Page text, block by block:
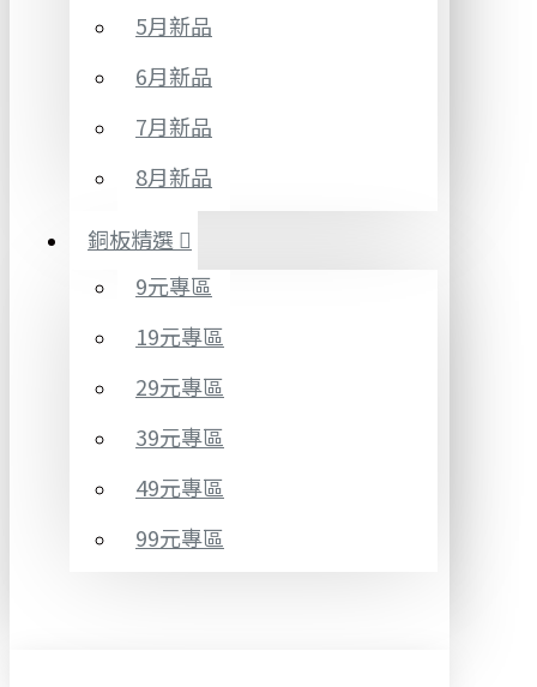
5月新品
6月新品
7月新品
8月新品
銅板精選
9元專區
19元專區
29元專區
39元專區
49元專區
99元專區